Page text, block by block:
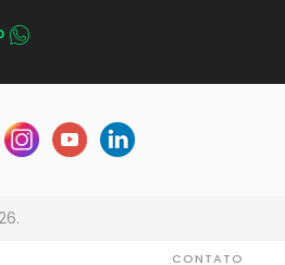
CONTATO